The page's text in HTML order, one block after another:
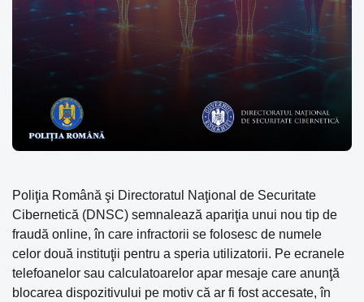
Poliţia Română şi Directoratul Naţional de Securitate
Cibernetică (DNSC) semnalează apariţia unui nou tip de
fraudă online, în care infractorii se folosesc de numele
celor două instituţii pentru a speria utilizatorii. Pe ecranele
telefoanelor sau calculatoarelor apar mesaje care anunţă
blocarea dispozitivului pe motiv că ar fi fost accesate, în